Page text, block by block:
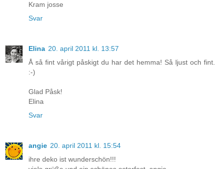
Kram josse
Svar
Elina 20. april 2011 kl. 13:57
Å så fint vårigt påskigt du har det hemma! Så ljust och fint.
:-)
Glad Påsk!
Elina
Svar
angie 20. april 2011 kl. 15:54
ihre deko ist wunderschön!!!